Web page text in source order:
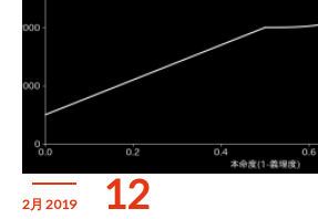
2月 2019 12